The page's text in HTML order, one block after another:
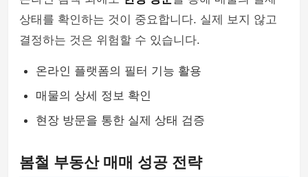
상태를 확인하는 것이 중요합니다. 실제 보지 않고
결정하는 것은 위험할 수 있습니다.
온라인 플랫폼의 필터 기능 활용
매물의 상세 정보 확인
현장 방문을 통한 실제 상태 검증
봄철 부동산 매매 성공 전략